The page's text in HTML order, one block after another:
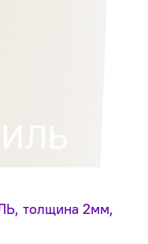
толщина 2мм,